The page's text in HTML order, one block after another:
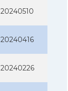
20240510
20240416
20240226